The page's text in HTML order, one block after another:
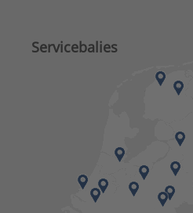
Servicebalies